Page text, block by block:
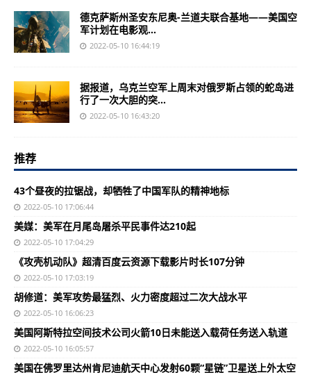
德克萨斯州圣安东尼奥-兰道夫联合基地——美国空
军计划在电影观...
2022-05-10 16:44:19
据报道，乌克兰空军上周末对俄罗斯占领的蛇岛进
行了一次大胆的突...
2022-05-10 16:43:20
推荐
43个昼夜的拉锯战，却牺牲了中国军队的精神地标
2022-05-10 17:06:44
美媒：美军在月尾岛屠杀平民事件达210起
2022-05-10 17:04:29
《攻壳机动队》超清百度云资源下载影片时长107分钟
2022-05-10 17:03:19
胡修道：美军攻势最猛烈、火力密度超过二次大战水平
2022-05-10 16:06:23
美国阿斯特拉空间技术公司火箭10日未能送入载荷任务送入轨道
2022-05-10 16:05:57
美国在佛罗里达州肯尼迪航天中心发射60颗“星链”卫星送上外太空